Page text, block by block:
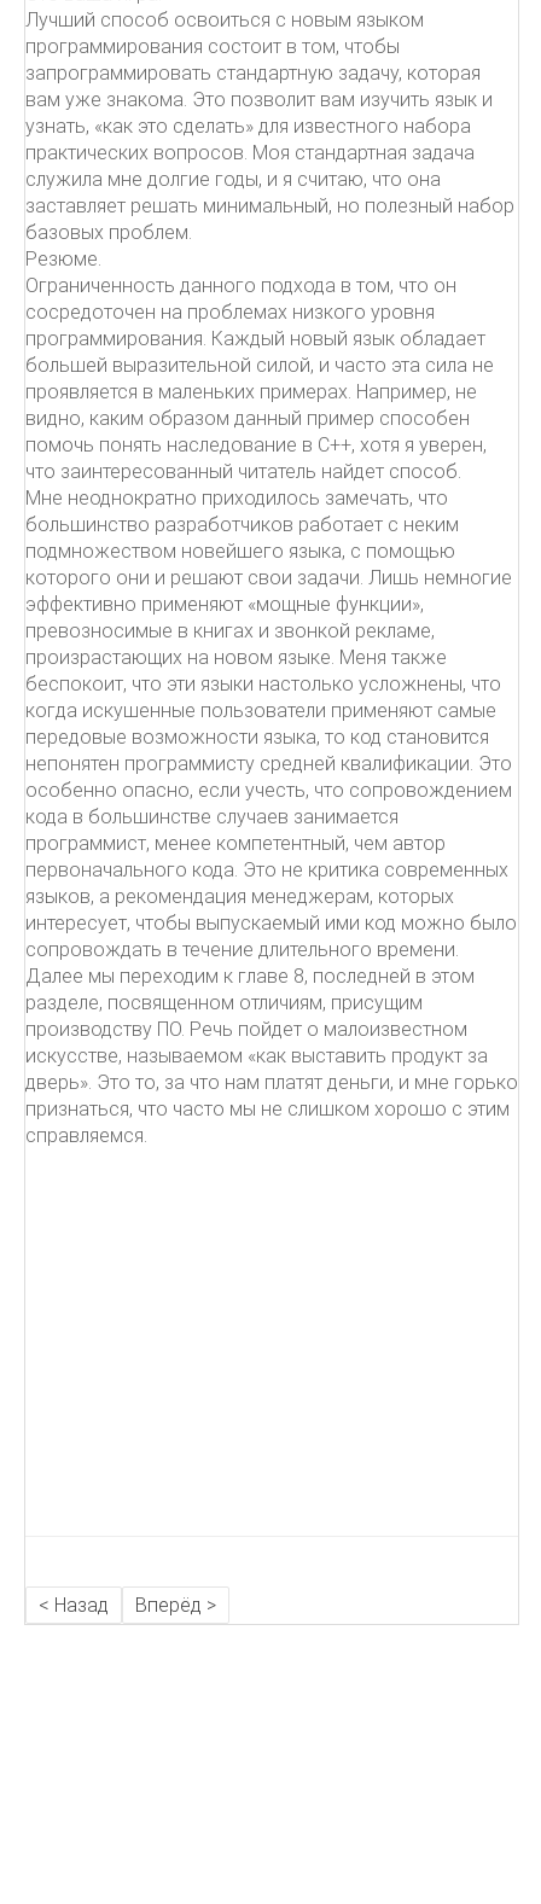
Лучший способ освоиться с новым языком
программирования состоит в том, чтобы
запрограммировать стандартную задачу, которая
вам уже знакома. Это позволит вам изучить язык и
узнать, «как это сделать» для известного набора
практических вопросов. Моя стандартная задача
служила мне долгие годы, и я считаю, что она
заставляет решать минимальный, но полезный набор
базовых проблем.
Резюме.
Ограниченность данного подхода в том, что он
сосредоточен на проблемах низкого уровня
программирования. Каждый новый язык обладает
большей выразительной силой, и часто эта сила не
проявляется в маленьких примерах. Например, не
видно, каким образом данный пример способен
помочь понять наследование в C++, хотя я уверен,
что заинтересованный читатель найдет способ.
Мне неоднократно приходилось замечать, что
большинство разработчиков работает с неким
подмножеством новейшего языка, с помощью
которого они и решают свои задачи. Лишь немногие
эффективно применяют «мощные функции»,
превозносимые в книгах и звонкой рекламе,
произрастающих на новом языке. Меня также
беспокоит, что эти языки настолько усложнены, что
когда искушенные пользователи применяют самые
передовые возможности языка, то код становится
непонятен программисту средней квалификации. Это
особенно опасно, если учесть, что сопровождением
кода в большинстве случаев занимается
программист, менее компетентный, чем автор
первоначального кода. Это не критика современных
языков, а рекомендация менеджерам, которых
интересует, чтобы выпускаемый ими код можно было
сопровождать в течение длительного времени.
Далее мы переходим к главе 8, последней в этом
разделе, посвященном отличиям, присущим
производству ПО. Речь пойдет о малоизвестном
искусстве, называемом «как выставить продукт за
дверь». Это то, за что нам платят деньги, и мне горько
признаться, что часто мы не слишком хорошо с этим
справляемся.
< Назад Вперёд >